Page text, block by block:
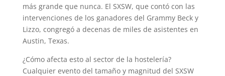
más grande que nunca. El SXSW, que contó con las
intervenciones de los ganadores del Grammy Beck y
Lizzo, congregó a decenas de miles de asistentes en
Austin, Texas.
¿Cómo afecta esto al sector de la hostelería?
Cualquier evento del tamaño y magnitud del SXSW